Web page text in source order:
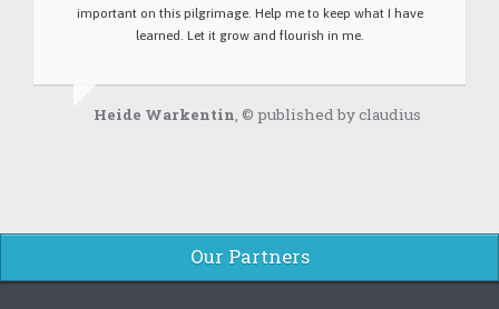
important on this pilgrimage. Help me to keep what I have
learned. Let it grow and flourish in me.
Heide Warkentin, © published by claudius
Our Partners